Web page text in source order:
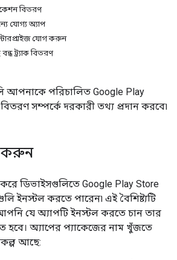
বিতরণ
যোগ্য অ্যাপ
যোগ করুন
ট্র্যাক বিতরণ
আপনাকে পরিচালিত Google Play
সম্পর্কে দরকারী তথ্য প্রদান করবে৷
করুন
ডিভাইসগুলিতে Google Play Store
ইনস্টল করতে পারেন৷ এই বৈশিষ্ট্যটি
যে অ্যাপটি ইনস্টল করতে চান তার
হবে। অ্যাপের প্যাকেজের নাম খুঁজতে
আছে: